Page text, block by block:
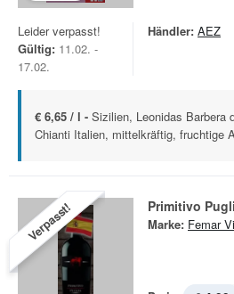
Leider verpasst!
Gültig: 11.02. -
17.02.
Händler: AEZ
€ 6,65 / l - Sizilien, Leonidas Barbera
Chianti Italien, mittelkräftig, fruchtige
Verpasst! Primitivo
Marke: Femar